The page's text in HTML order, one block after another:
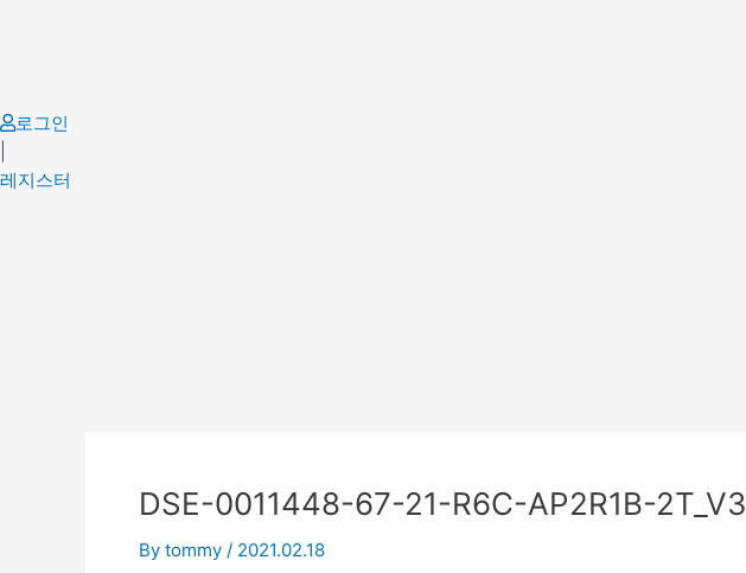
로그인
레지스터
DSE-0011448-67-21-R6C-AP2R1B-2T_V3
By tommy / 2021.02.18